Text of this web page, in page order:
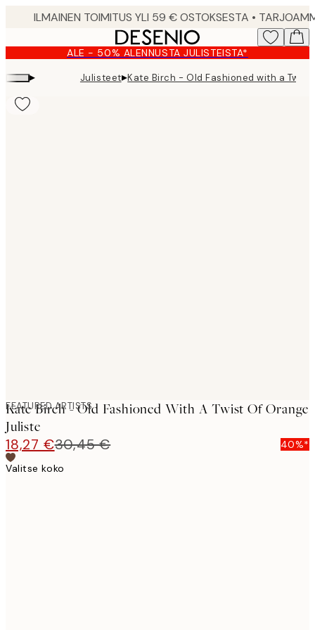
content.
ALE - 50% ALENNUSTA JULISTEISTA*
▸ Julisteet▸Kate Birch - Old Fashioned with a
FEATURED ARTISTS
Kate Birch - Old Fashioned With A Twist Of Orange
Juliste
18,27 €30,45 €
40%*
Valitse koko